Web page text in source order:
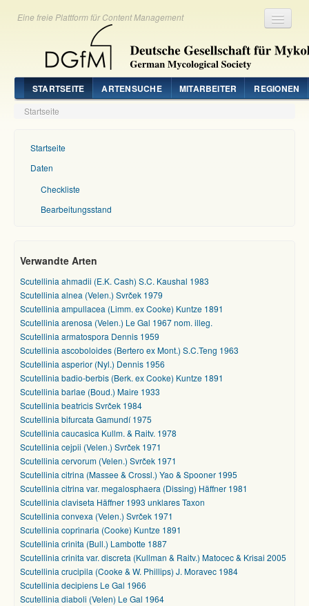
Eine freie Plattform für Content Management
STARTSEITE ARTENSUCHE MITARBEITER REGIONEN
Startseite
Startseite
Daten
Checkliste
Bearbeitungsstand
Verwandte Arten
Scutellinia ahmadii (E.K. Cash) S.C. Kaushal 1983
Scutellinia alnea (Velen.) Svrček 1979
Scutellinia ampullacea (Limm. ex Cooke) Kuntze 1891
Scutellinia arenosa (Velen.) Le Gal 1967 nom. illeg.
Scutellinia armatospora Dennis 1959
Scutellinia ascoboloides (Bertero ex Mont.) S.C.Teng 1963
Scutellinia asperior (Nyl.) Dennis 1956
Scutellinia badio-berbis (Berk. ex Cooke) Kuntze 1891
Scutellinia barlae (Boud.) Maire 1933
Scutellinia beatricis Svrček 1984
Scutellinia bifurcata Gamundí 1975
Scutellinia caucasica Kullm. & Raitv. 1978
Scutellinia cejpii (Velen.) Svrček 1971
Scutellinia cervorum (Velen.) Svrček 1971
Scutellinia citrina (Massee & Crossl.) Yao & Spooner 1995
Scutellinia citrina var. megalosphaera (Dissing) Häffner 1981
Scutellinia claviseta Häffner 1993 unklares Taxon
Scutellinia convexa (Velen.) Svrček 1971
Scutellinia coprinaria (Cooke) Kuntze 1891
Scutellinia crinita (Bull.) Lambotte 1887
Scutellinia crinita var. discreta (Kullman & Raitv.) Matocec & Krisai 2005
Scutellinia crucipila (Cooke & W. Phillips) J. Moravec 1984
Scutellinia decipiens Le Gal 1966
Scutellinia diaboli (Velen) Le Gal 1964